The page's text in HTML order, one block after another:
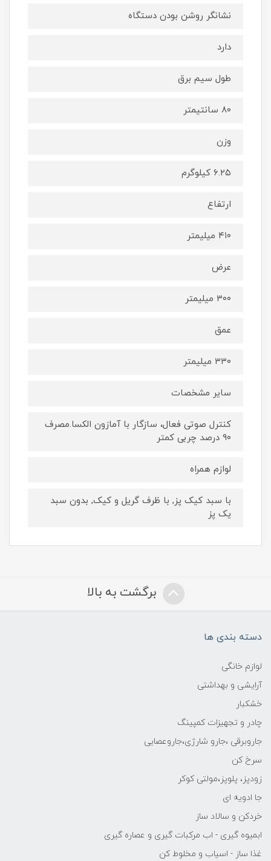
نشانگر روشن بودن دستگاه
دارد
طول سیم برق
۸۰ سانتیمتر
وزن
۶.۲۵ کیلوگرم
ارتفاع
۴۱۰ میلیمتر
عرض
۳۰۰ میلیمتر
عمق
۳۳۰ میلیمتر
سایر مشخصات
کنترل صوتی فعال، سازگار با آمازون الکسا.مصرف
۹۰ درصد چربی کمتر
لوازم همراه
با سبد کیک پز, با ظرف گریل و کیک, بدون سبد
یک پز
برگشت به بالا
دسته بندی ها
لوازم خانگی
آرایشی و بهداشتی
خشکبار
چادر و تجهیزات کمپینگ
جاروبرقی ،جارو شارژی،جاروعصایی
سرخ کن
زودپز، پلوپز،مولتی کوکر
جا ادویه ای
خردکن و سالاد ساز
ابمیوه گیری - اب مرکبات گیری و عصاره گیری
غذا ساز - اسیاب و مخلوط کن